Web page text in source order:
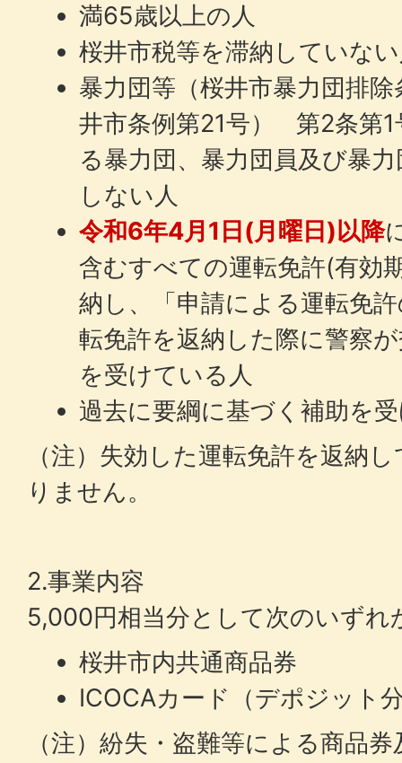
満65歳以上の人
桜井市税等を滞納していな
暴力団等（桜井市暴力団排
井市条例第21号） 第2条第
る暴力団、暴力団員及び暴
しない人
令和6年4月1日(月曜日)以降
含むすべての運転免許(有効
納し、「申請による運転免
転免許を返納した際に警察
を受けている人
過去に要綱に基づく補助を
（注）失効した運転免許を返納
りません。
2.事業内容
5,000円相当分として次のいずれ
桜井市内共通商品券
ICOCAカード（デポジット
（注）紛失・盗難等による商品